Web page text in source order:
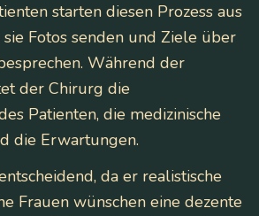
starten diesen Prozess aus
Fotos senden und Ziele über
Während der
der Chirurg die
Patienten, die medizinische
die Erwartungen.
da er realistische
Frauen wünschen eine dezente